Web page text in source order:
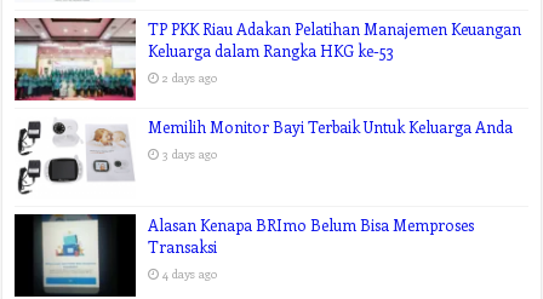
TP PKK Riau Adakan Pelatihan Manajemen Keuangan
Keluarga dalam Rangka HKG ke-53
2 days ago
Memilih Monitor Bayi Terbaik Untuk Keluarga Anda
3 days ago
Alasan Kenapa BRImo Belum Bisa Memproses
Transaksi
4 days ago